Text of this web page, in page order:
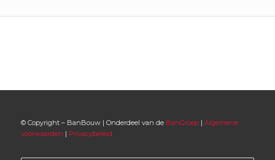
© Copyright – BanBouw | Onderdeel van de BanGroep| Algemene
voorwaarden | Privacybeleid